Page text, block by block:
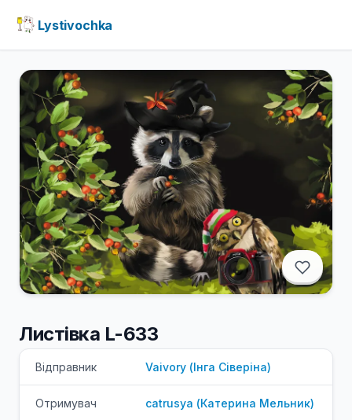
Lystivochka
Листівка L-633
Відправник Vaivory (Інга Сіверіна)
Отримувач catrusya (Катерина Мельник)